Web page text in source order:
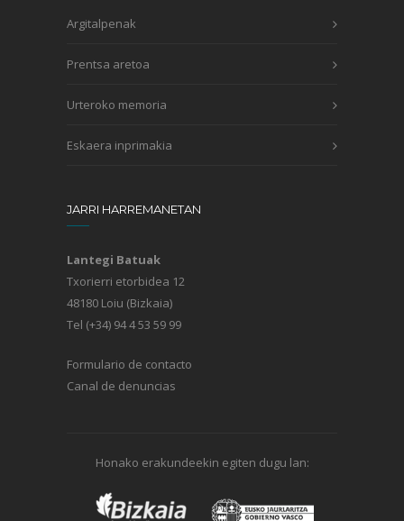
Argitalpenak
Prentsa aretoa
Urteroko memoria
Eskaera inprimakia
JARRI HARREMANETAN
Lantegi Batuak
Txorierri etorbidea 12
48180 Loiu (Bizkaia)
Tel (+34) 94 4 53 59 99
Formulario de contacto
Canal de denuncias
Honako erakundeekin egiten dugu lan: